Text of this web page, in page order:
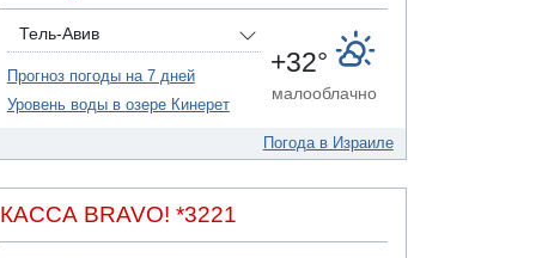
Тель-Авив
Прогноз погоды на 7 дней
Уровень воды в озере Кинерет
+32°
малооблачно
Погода в Израиле
КАССА BRAVO! *3221